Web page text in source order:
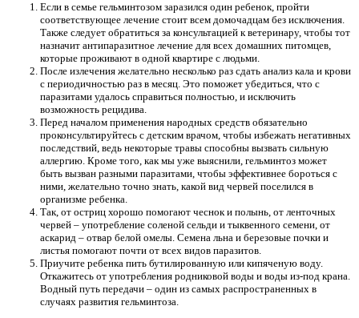
Если в семье гельминтозом заразился один ребенок, пройти
соответствующее лечение стоит всем домочадцам без исключения.
Также следует обратиться за консультацией к ветеринару, чтобы тот
назначит антипаразитное лечение для всех домашних питомцев,
которые проживают в одной квартире с людьми.
После излечения желательно несколько раз сдать анализ кала и крови
с периодичностью раз в месяц. Это поможет убедиться, что с
паразитами удалось справиться полностью, и исключить
возможность рецидива.
Перед началом применения народных средств обязательно
проконсультируйтесь с детским врачом, чтобы избежать негативных
последствий, ведь некоторые травы способны вызвать сильную
аллергию. Кроме того, как мы уже выяснили, гельминтоз может
быть вызван разными паразитами, чтобы эффективнее бороться с
ними, желательно точно знать, какой вид червей поселился в
организме ребенка.
Так, от остриц хорошо помогают чеснок и полынь, от ленточных
червей – употребление соленой сельди и тыквенного семени, от
аскарид – отвар белой омелы. Семена льна и березовые почки и
листья помогают почти от всех видов паразитов.
Приучите ребенка пить бутилированную или кипяченую воду.
Откажитесь от употребления родниковой воды и воды из-под крана.
Водный путь передачи – один из самых распространенных в
случаях развития гельминтоза.